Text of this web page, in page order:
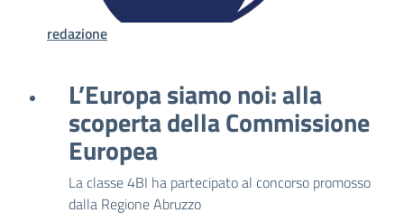
redazione
L’Europa siamo noi: alla
scoperta della Commissione
Europea
La classe 4BI ha partecipato al concorso promosso
dalla Regione Abruzzo